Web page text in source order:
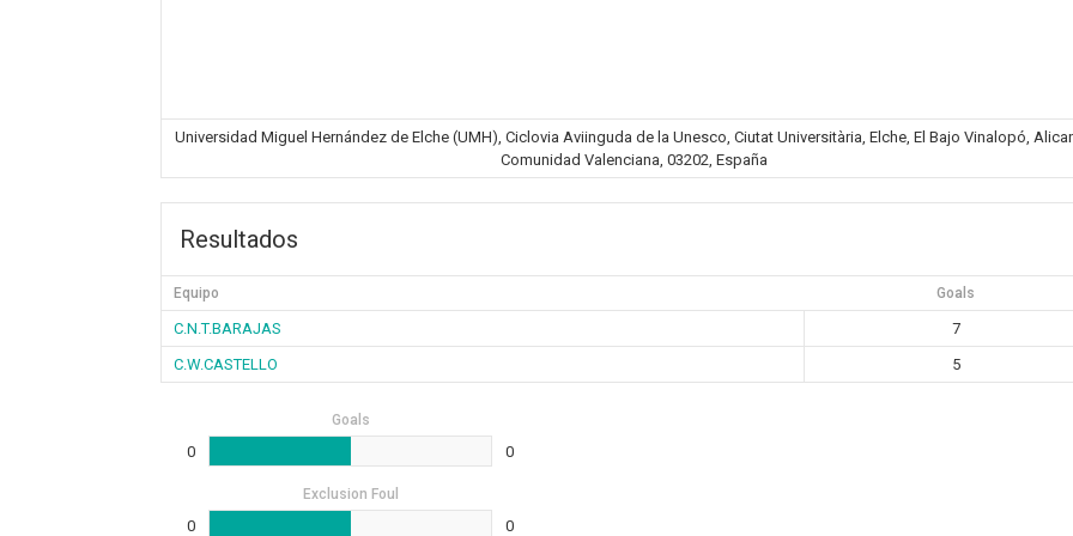
Universidad Miguel Hernández de Elche (UMH), Ciclovia Aviinguda de la Unesco, Ciutat Universitària, Elche, El Bajo Vinalopó,
Comunidad Valenciana, 03202, España
Resultados
Equipo Goals
C.N.T.BARAJAS
7
C.W.CASTELLO
5
Goals
0 0
Exclusion Foul
0 0